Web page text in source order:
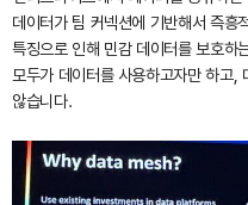
데이터가 팀 커넥션에 기반해서 즉흥
특징으로 인해 민감 데이터를 보호하
모두가 데이터를 사용하고자만 하고,
않습니다.